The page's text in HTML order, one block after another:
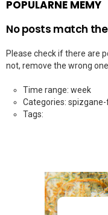
POPULARNE MEMY
No posts match
Please check if there are
not, remove the wrong
Time range: week
Categories:
Tags: